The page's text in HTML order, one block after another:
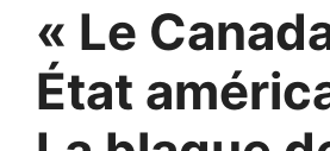
« Le
État